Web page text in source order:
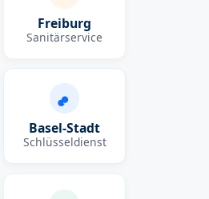
Freiburg
Sanitärservice
Basel-Stadt
Schlüsseldienst